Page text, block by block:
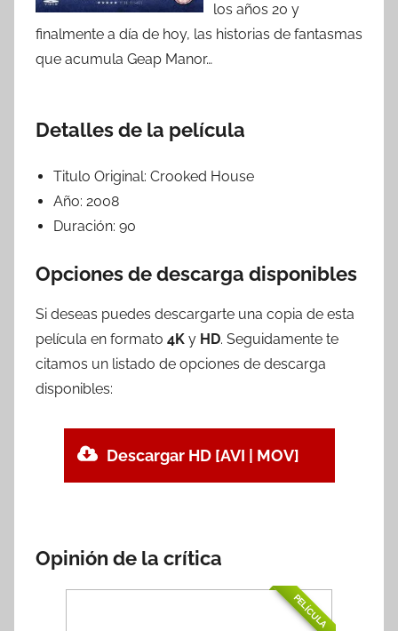
los años 20 y
finalmente a día de hoy, las historias de fantasmas
que acumula Geap Manor…
Detalles de la película
Titulo Original: Crooked House
Año: 2008
Duración: 90
Opciones de descarga disponibles
Si deseas puedes descargarte una copia de esta
película en formato 4K y HD. Seguidamente te
citamos un listado de opciones de descarga
disponibles:
Descargar HD [AVI | MOV]
Opinión de la crítica
PELÍCULA